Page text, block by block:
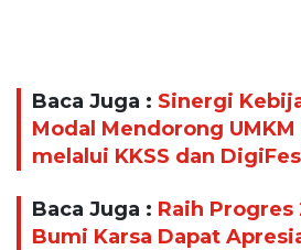
Baca Juga : Sinergi
Modal Mendorong
melalui KKSS dan
Baca Juga : Raih Progres
Bumi Karsa Dapat